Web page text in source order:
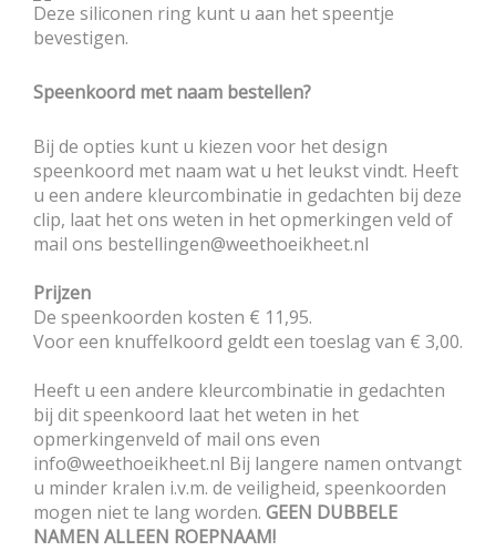
Deze siliconen ring kunt u aan het speentje
bevestigen.
Speenkoord met naam bestellen?
Bij de opties kunt u kiezen voor het design
speenkoord met naam wat u het leukst vindt. Heeft
u een andere kleurcombinatie in gedachten bij deze
clip, laat het ons weten in het opmerkingen veld of
mail ons bestellingen@weethoeikheet.nl
Prijzen
De speenkoorden kosten € 11,95.
Voor een knuffelkoord geldt een toeslag van € 3,00.
Heeft u een andere kleurcombinatie in gedachten
bij dit speenkoord laat het weten in het
opmerkingenveld of mail ons even
info@weethoeikheet.nl Bij langere namen ontvangt
u minder kralen i.v.m. de veiligheid, speenkoorden
mogen niet te lang worden. GEEN DUBBELE
NAMEN ALLEEN ROEPNAAM!